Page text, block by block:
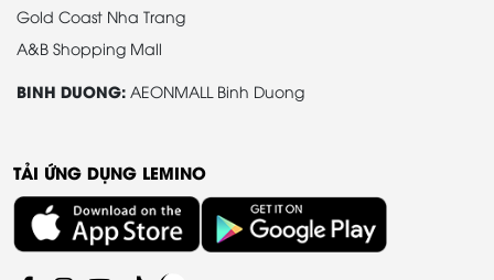
Gold Coast Nha Trang
A&B Shopping Mall
BINH DUONG: AEONMALL Binh Duong
TẢI ỨNG DỤNG LEMINO